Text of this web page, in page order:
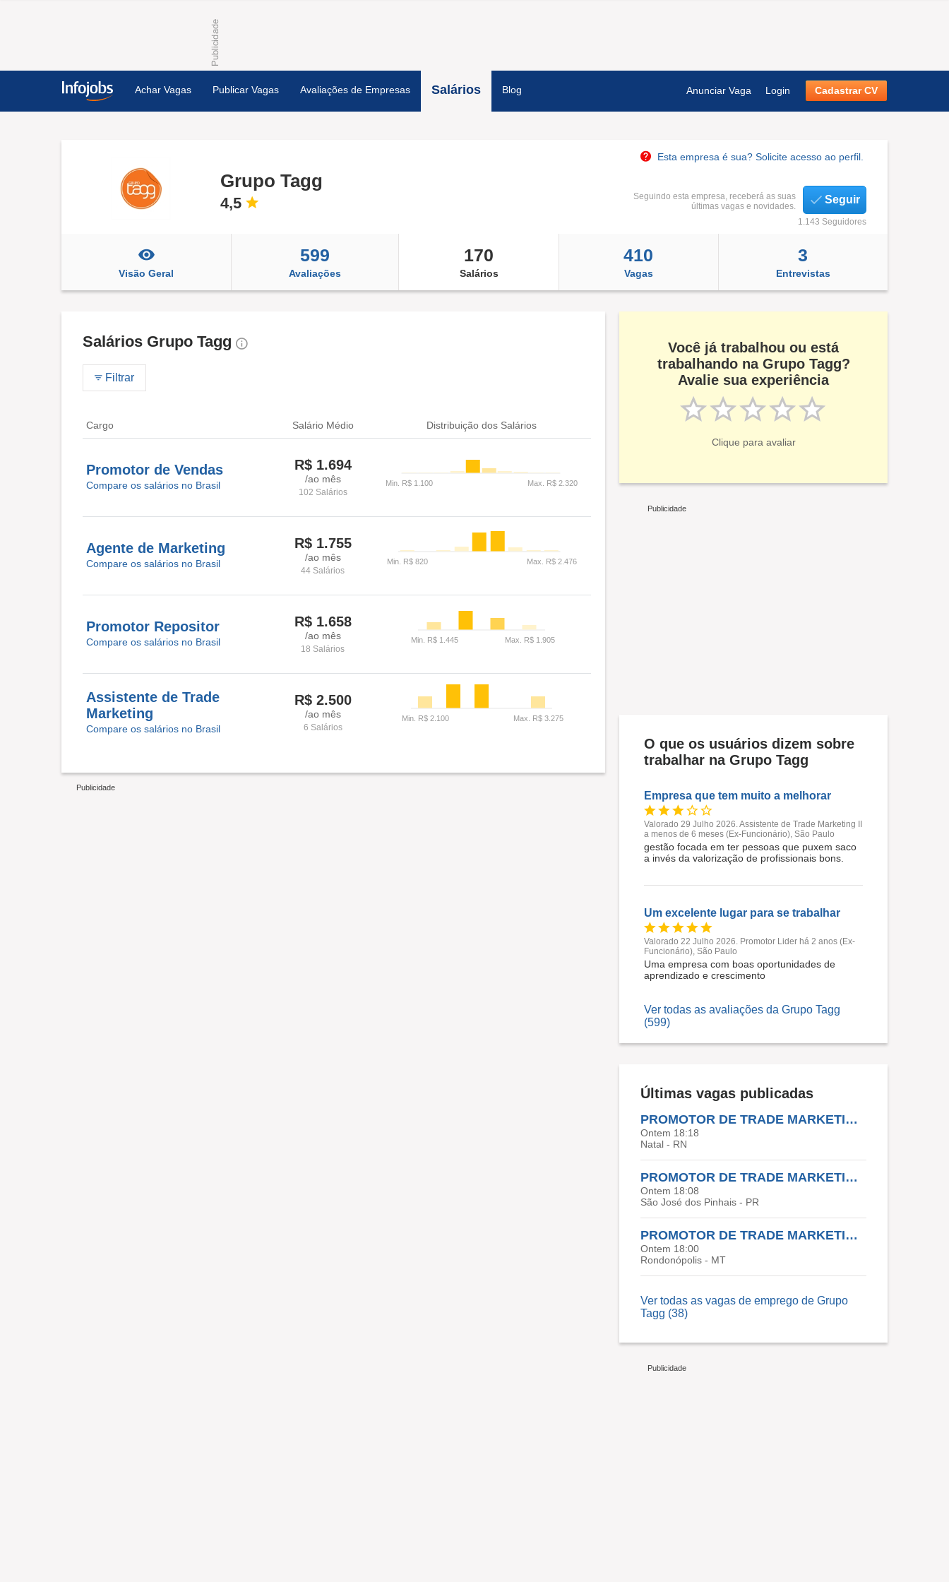
Achar Vagas Publicar Vagas Avaliações de Empresas Salários Blog Anunciar Vaga Login Cadastrar CV
Esta empresa é sua? Solicite acesso ao perfil.
Grupo Tagg
4,5
Seguindo esta empresa, receberá as suas
últimas vagas e novidades.
Seguir
1.143 Seguidores
Visão Geral
599
Avaliações
170
Salários
410
Vagas
3
Entrevistas
Salários Grupo Tagg
Filtrar
Cargo Salário Médio Distribuição dos Salários
Promotor de Vendas
Compare os salários no Brasil
R$ 1.694
/ao mês
102 Salários
Agente de Marketing
Compare os salários no Brasil
R$ 1.755
/ao mês
44 Salários
Promotor Repositor
Compare os salários no Brasil
R$ 1.658
/ao mês
18 Salários
Assistente de Trade
Marketing
Compare os salários no Brasil
R$ 2.500
/ao mês
6 Salários
Você já trabalhou ou está
trabalhando na Grupo Tagg?
Avalie sua experiência
Clique para avaliar
O que os usuários dizem sobre
trabalhar na Grupo Tagg
Empresa que tem muito a melhorar
Valorado 29 Julho 2026. Assistente de Trade Marketing II
a menos de 6 meses (Ex-Funcionário), São Paulo
gestão focada em ter pessoas que puxem saco
a invés da valorização de profissionais bons.
Um excelente lugar para se trabalhar
Valorado 22 Julho 2026. Promotor Lider há 2 anos (Ex-
Funcionário), São Paulo
Uma empresa com boas oportunidades de
aprendizado e crescimento
Ver todas as avaliações da Grupo Tagg
(599)
Últimas vagas publicadas
PROMOTOR DE TRADE MARKETING RN
Ontem 18:18
Natal - RN
PROMOTOR DE TRADE MARKETING PR
Ontem 18:08
São José dos Pinhais - PR
PROMOTOR DE TRADE MARKETING RONDONOPOLIS
Ontem 18:00
Rondonópolis - MT
Ver todas as vagas de emprego de Grupo
Tagg (38)